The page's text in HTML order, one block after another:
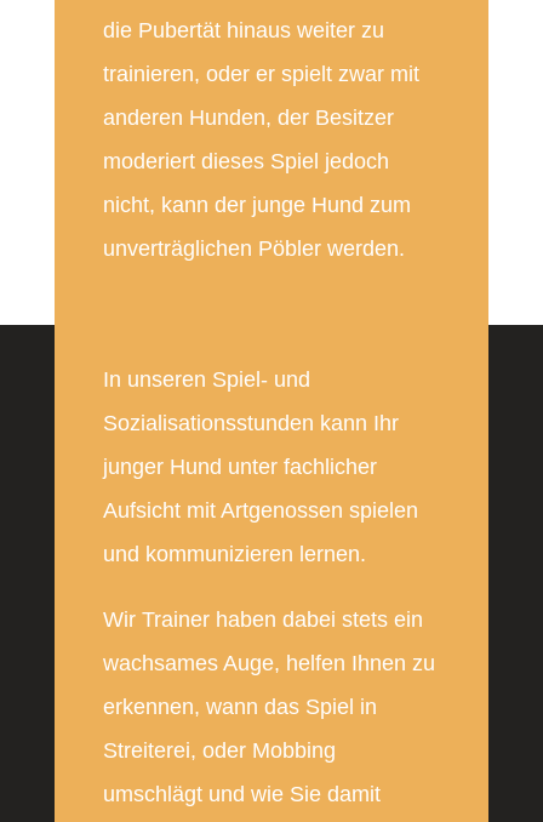
die Pubertät hinaus weiter zu
trainieren, oder er spielt zwar mit
anderen Hunden, der Besitzer
moderiert dieses Spiel jedoch
nicht, kann der junge Hund zum
unverträglichen Pöbler werden.
In unseren Spiel- und
Sozialisationsstunden kann Ihr
junger Hund unter fachlicher
Aufsicht mit Artgenossen spielen
und kommunizieren lernen.
Wir Trainer haben dabei stets ein
wachsames Auge, helfen Ihnen zu
erkennen, wann das Spiel in
Streiterei, oder Mobbing
umschlägt und wie Sie damit